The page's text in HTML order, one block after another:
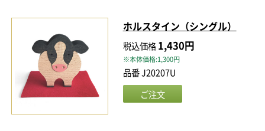
ホルスタイン（シングル）
税込価格1,430円
※本体価格:1,300円
品番 J20207U